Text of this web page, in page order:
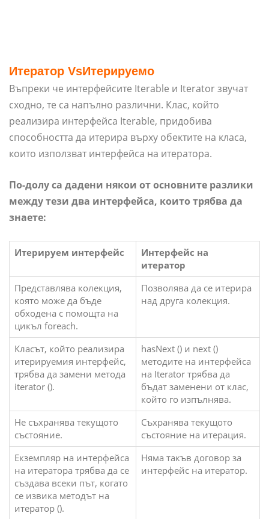
Итератор VsИтерируемо
Въпреки че интерфейсите Iterable и Iterator звучат
сходно, те са напълно различни. Клас, който
реализира интерфейса Iterable, придобива
способността да итерира върху обектите на класа,
които използват интерфейса на итератора.
По-долу са дадени някои от основните разлики
между тези два интерфейса, които трябва да
знаете:
Итерируем интерфейс
Интерфейс на
итератор
Представлява колекция,
която може да бъде
обходена с помощта на
цикъл foreach.
Позволява да се итерира
над друга колекция.
Класът, който реализира
итерируемия интерфейс,
трябва да замени метода
iterator ().
hasNext () и next ()
методите на интерфейса
на Iterator трябва да
бъдат заменени от клас,
който го изпълнява.
Не съхранява текущото
състояние.
Съхранява текущото
състояние на итерация.
Екземпляр на интерфейса
на итератора трябва да се
създава всеки път, когато
се извика методът на
итератор ().
Няма такъв договор за
интерфейс на итератор.